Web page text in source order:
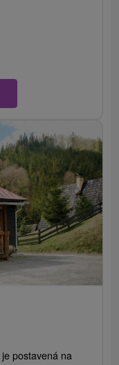
postavená na